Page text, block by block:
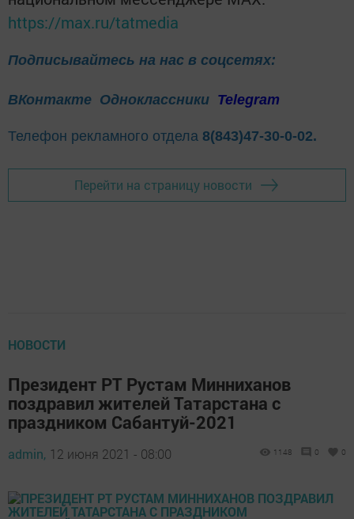
https://max.ru/tatmedia
Подписывайтесь на нас в соцсетях:
ВКонтакте Одноклассники Telegram
Телефон рекламного отдела 8(843)47-30-0-02.
Перейти на страницу новости
НОВОСТИ
Президент РТ Рустам Минниханов
поздравил жителей Татарстана с
праздником Сабантуй-2021
admin, 12 июня 2021 - 08:00 1148 0 0